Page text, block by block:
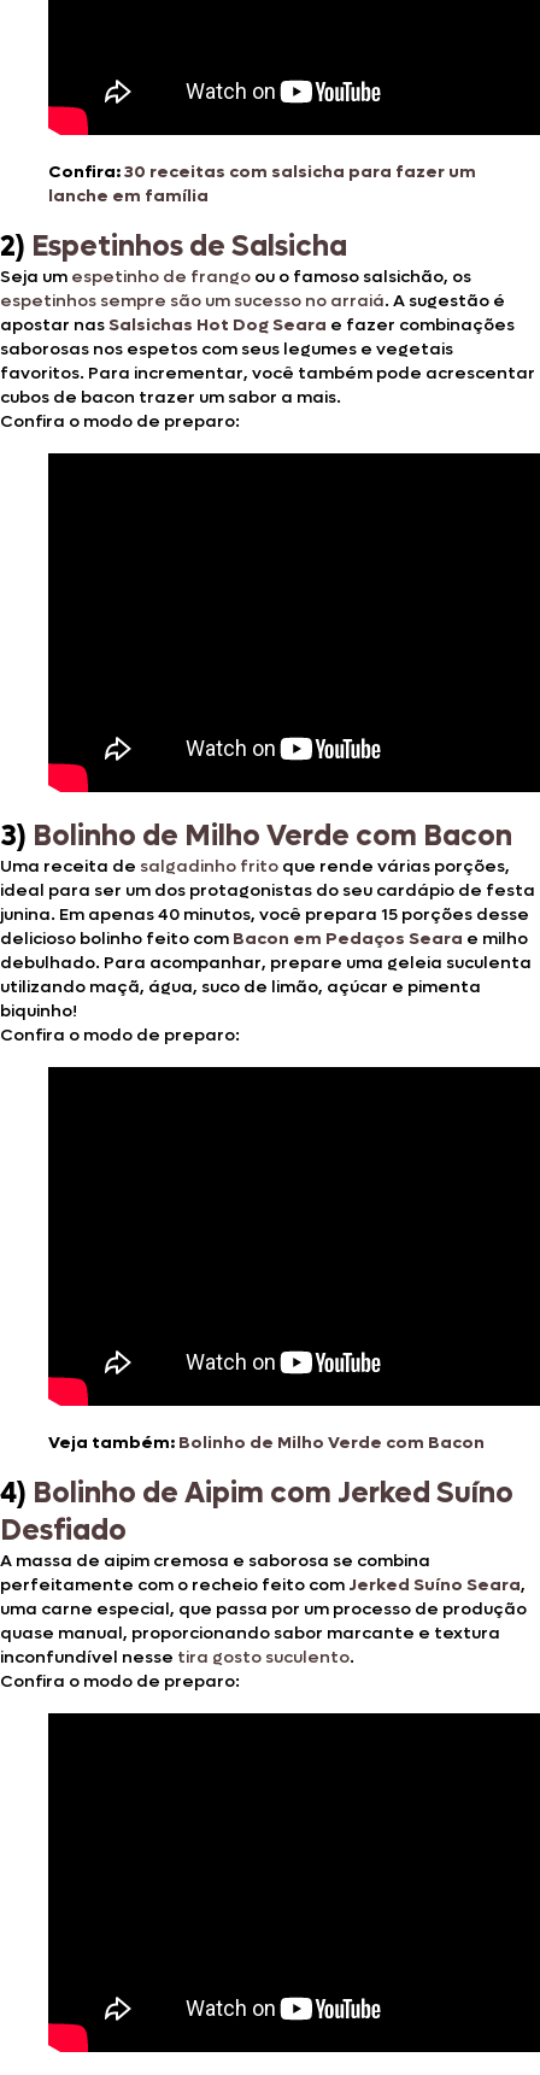
Confira:30 receitas com salsicha para fazer um
lanche em família
2) Espetinhos de Salsicha
Seja um espetinho de frango ou o famoso salsichão, os
espetinhos sempre são um sucesso no arraiá. A sugestão é
apostar nasSalsichas Hot Dog Seara e fazer combinações
saborosas nos espetos com seus legumes e vegetais
favoritos. Para incrementar, você também pode acrescentar
cubos de bacon trazer um sabor a mais.
Confira o modo de preparo:
3) Bolinho de Milho Verde com Bacon
Uma receita de salgadinho frito que rende várias porções,
ideal para ser um dos protagonistas do seu cardápio de festa
junina. Em apenas 40 minutos, você prepara 15 porções desse
delicioso bolinho feito com Bacon em Pedaços Seara e milho
debulhado. Para acompanhar, prepare uma geleia suculenta
utilizando maçã, água, suco de limão, açúcar e pimenta
biquinho!
Confira o modo de preparo:
Veja também: Bolinho de Milho Verde com Bacon
4) Bolinho de Aipim com Jerked Suíno
Desfiado
A massa de aipim cremosa e saborosa se combina
perfeitamente com o recheio feito com Jerked Suíno Seara,
uma carne especial, que passa por um processo de produção
quase manual, proporcionando sabor marcante e textura
inconfundível nesse tira gosto suculento.
Confira o modo de preparo: